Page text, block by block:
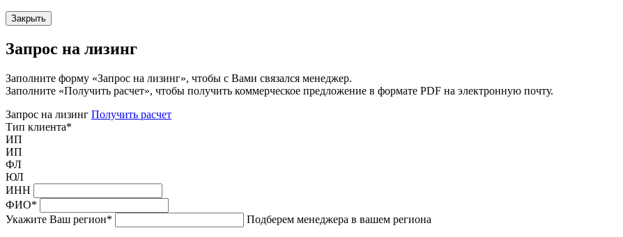
Закрыть
Запрос на лизинг
Заполните форму «Запрос на лизинг», чтобы с Вами связался менеджер.
Заполните «Получить расчет», чтобы получить коммерческое предложение в формате PDF на электронную почту.
Запрос на лизинг Получить расчет
Тип клиента*
ИП
ИП
ФЛ
ЮЛ
ИНН
ФИО*
Укажите Ваш регион* Подберем менеджера в вашем региона